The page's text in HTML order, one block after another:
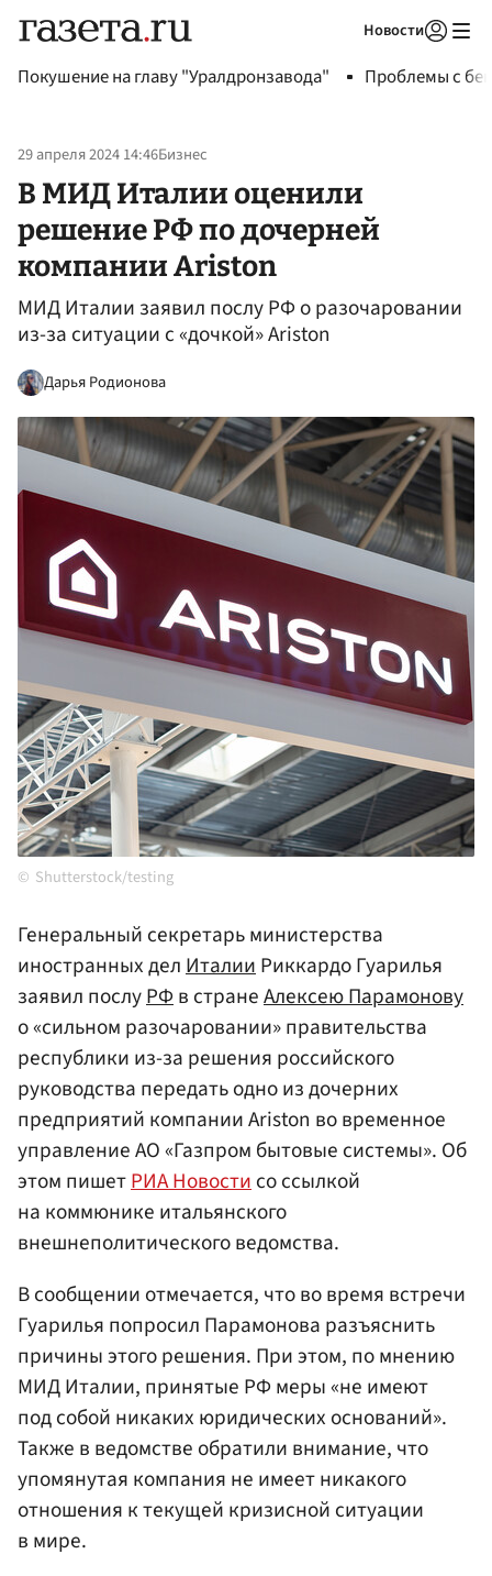
Новости
Покушение на главу "Уралдронзавода" Проблемы с
29 апреля 2024 14:46Бизнес
В МИД Италии оценили
решение РФ по дочерней
компании Ariston
МИД Италии заявил послу РФ о разочаровании
из-за ситуации с «дочкой» Ariston
Дарья Родионова
Shutterstock/testing
Генеральный секретарь министерства
иностранных делИталииРиккардо Гуарилья
заявил послуРФв странеАлексею Парамонову
о «сильном разочаровании» правительства
республики из-за решения российского
руководства передать одно из дочерних
предприятий компании Ariston во временное
управление АО «Газпром бытовые системы». Об
этом пишетРИА Новостисо ссылкой
на коммюнике итальянского
внешнеполитического ведомства.
В сообщении отмечается, что во время встречи
Гуарилья попросил Парамонова разъяснить
причины этого решения. При этом, по мнению
МИД Италии, принятые РФ меры «не имеют
под собой никаких юридических оснований».
Также в ведомстве обратили внимание, что
упомянутая компания не имеет никакого
отношения к текущей кризисной ситуации
в мире.